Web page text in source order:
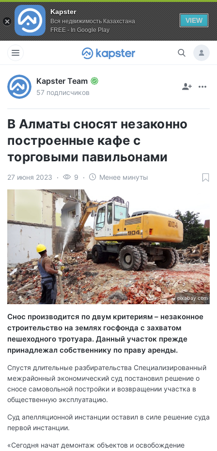
Kapster
Вся недвижимость Казахстана
FREE - In Google Play
VIEW
Kapster Team
57 подписчиков
В Алматы сносят незаконно
построенные кафе с
торговыми павильонами
27 июня 2023 9 Менее минуты
pixabay.com
Снос производится по двум критериям – незаконное
строительство на землях госфонда с захватом
пешеходного тротуара. Данный участок прежде
принадлежал собственнику по праву аренды.
Спустя длительные разбирательства Специализированный
межрайонный экономический суд постановил решение о
сносе самовольной постройки и возвращении участка в
общественную эксплуатацию.
Суд апелляционной инстанции оставил в силе решение суда
первой инстанции.
«Сегодня начат демонтаж объектов и освобождение